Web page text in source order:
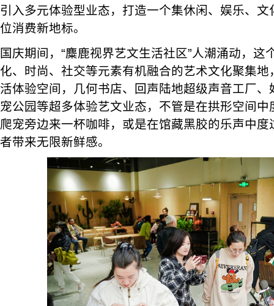
引入多元体验型业态，打造一个集休闲、娱乐、
位消费新地标。
国庆期间，“麋鹿视界艺文生活社区”人潮涌动，这
化、时尚、社交等元素有机融合的艺术文化聚集
活体验空间，几何书店、回声陆地超级声音工厂、
宠公园等超多体验艺文业态，不管是在拱形空间
爬宠旁边来一杯咖啡，或是在馆藏黑胶的乐声中
者带来无限新鲜感。